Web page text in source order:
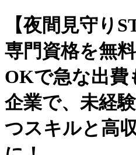
【夜間見守り
専門資格を無
OKで急な出
企業で、未経
つスキルと高